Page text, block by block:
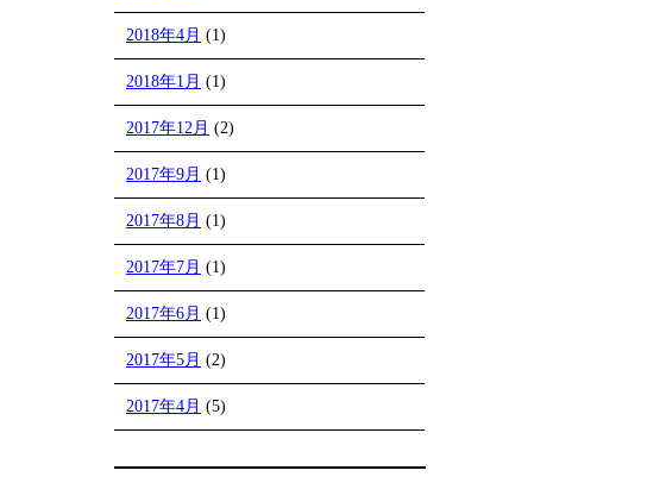
2018年4月 (1)
2018年1月 (1)
2017年12月 (2)
2017年9月 (1)
2017年8月 (1)
2017年7月 (1)
2017年6月 (1)
2017年5月 (2)
2017年4月 (5)